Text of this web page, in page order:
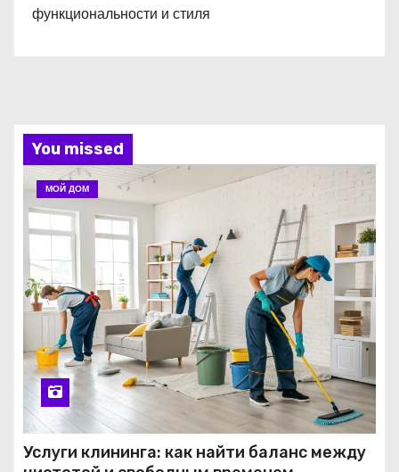
функциональности и стиля
You missed
МОЙ ДОМ
Услуги клининга: как найти баланс между